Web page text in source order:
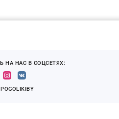
НА НАС В СОЦСЕТЯХ: